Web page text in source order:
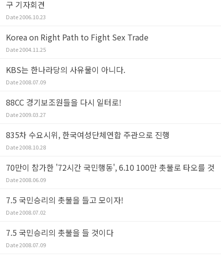
구 기자회견
Date2006.10.23
Korea on Right Path to Fight Sex Trade
Date2004.11.25
KBS는 한나라당의 사유물이 아니다.
Date2008.07.09
88CC 경기보조원들을 다시 일터로!
Date2009.03.27
835차 수요시위, 한국여성단체연합 주관으로 진행
Date2008.10.28
70만이 참가한 '72시간 국민행동', 6.10 100만 촛불로 타오를 것
Date2008.06.09
7.5 국민승리의 촛불을 들고 모이자!
Date2008.07.02
7.5 국민승리의 촛불을 들 것이다
Date2008.07.09